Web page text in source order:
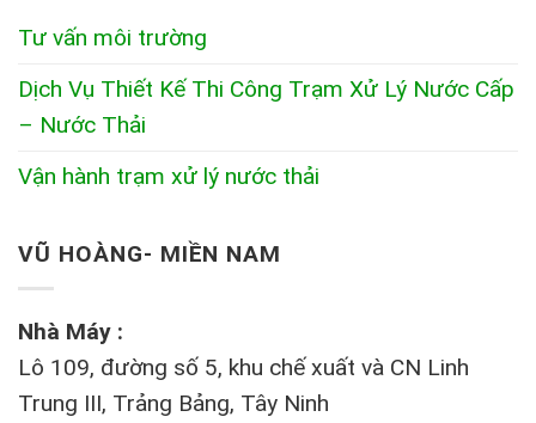
Tư vấn môi trường
Dịch Vụ Thiết Kế Thi Công Trạm Xử Lý Nước Cấp
– Nước Thải
Vận hành trạm xử lý nước thải
VŨ HOÀNG- MIỀN NAM
Nhà Máy :
Lô 109, đường số 5, khu chế xuất và CN Linh
Trung III, Trảng Bảng, Tây Ninh